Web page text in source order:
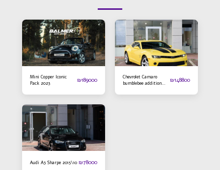
Mini Copper Iconic
Pack 2023
₪189000
Chevrolet Camaro
bumblebee addition
₪148800
Audi A3 Sharpe 2015\10 ₪78000